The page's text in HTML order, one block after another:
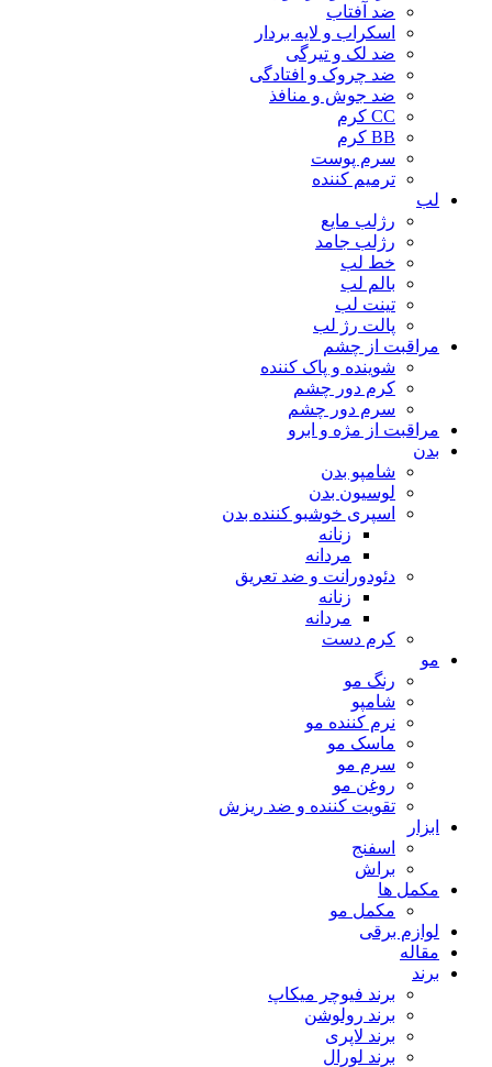
ضد آفتاب
اسکراب و لایه بردار
ضد لک و تیرگی
ضد چروک و افتادگی
ضد جوش و منافذ
CC کرم
BB کرم
سرم پوست
ترمیم کننده
لب
رژلب مایع
رژلب جامد
خط لب
بالم لب
تینت لب
پالت رژ لب
مراقبت از چشم
شوینده و پاک کننده
کرم دور چشم
سرم دور چشم
مراقبت از مژه و ابرو
بدن
شامپو بدن
لوسیون بدن
اسپری خوشبو کننده بدن
زنانه
مردانه
دئودورانت و ضد تعریق
زنانه
مردانه
کرم دست
مو
رنگ مو
شامپو
نرم کننده مو
ماسک مو
سرم مو
روغن مو
تقویت کننده و ضد ریزش
ابزار
اسفنج
براش
مکمل ها
مکمل مو
لوازم برقی
مقاله
برند
برند فیوچر میکاپ
برند رولوشن
برند لاپری
برند لورال